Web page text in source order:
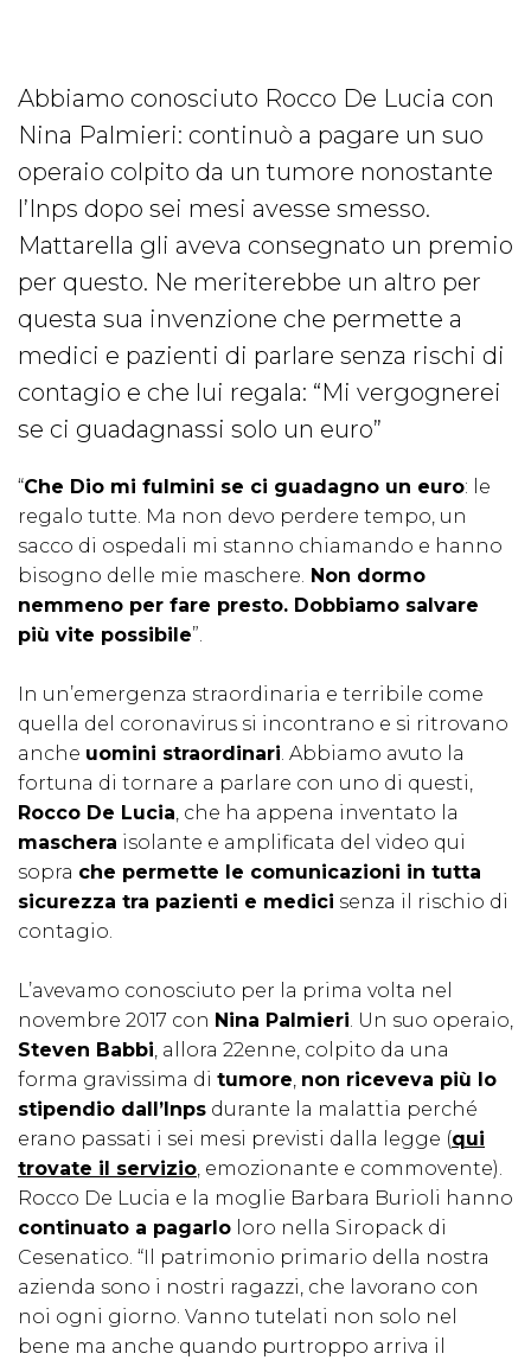
Abbiamo conosciuto Rocco De Lucia con
Nina Palmieri: continuò a pagare un suo
operaio colpito da un tumore nonostante
l’Inps dopo sei mesi avesse smesso.
Mattarella gli aveva consegnato un premio
per questo. Ne meriterebbe un altro per
questa sua invenzione che permette a
medici e pazienti di parlare senza rischi di
contagio e che lui regala: “Mi vergognerei
se ci guadagnassi solo un euro”
“Che Dio mi fulmini se ci guadagno un euro: le
regalo tutte. Ma non devo perdere tempo, un
sacco di ospedali mi stanno chiamando e hanno
bisogno delle mie maschere. Non dormo
nemmeno per fare presto. Dobbiamo salvare
più vite possibile”.
In un’emergenza straordinaria e terribile come
quella del coronavirus si incontrano e si ritrovano
anche uomini straordinari. Abbiamo avuto la
fortuna di tornare a parlare con uno di questi,
Rocco De Lucia, che ha appena inventato la
maschera isolante e amplificata del video qui
sopra che permette le comunicazioni in tutta
sicurezza tra pazienti e medici senza il rischio di
contagio.
L’avevamo conosciuto per la prima volta nel
novembre 2017 con Nina Palmieri. Un suo operaio,
Steven Babbi, allora 22enne, colpito da una
forma gravissima di tumore, non riceveva più lo
stipendio dall’Inps durante la malattia perché
erano passati i sei mesi previsti dalla legge (qui
trovate il servizio, emozionante e commovente).
Rocco De Lucia e la moglie Barbara Burioli hanno
continuato a pagarlo loro nella Siropack di
Cesenatico. “Il patrimonio primario della nostra
azienda sono i nostri ragazzi, che lavorano con
noi ogni giorno. Vanno tutelati non solo nel
bene ma anche quando purtroppo arriva il